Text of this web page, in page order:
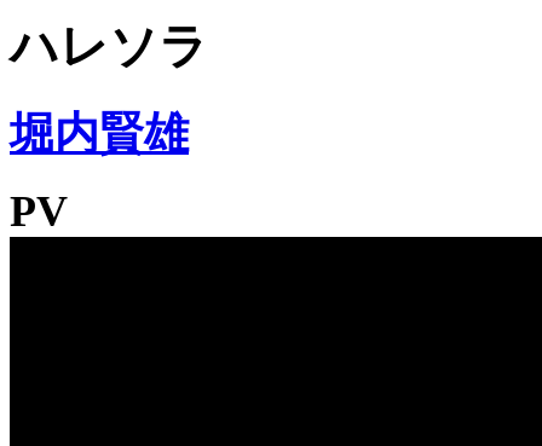
ハレソラ
堀内賢雄
PV